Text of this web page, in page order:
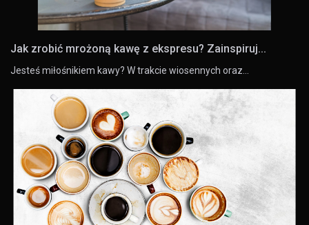
Jak zrobić mrożoną kawę z ekspresu? Zainspiruj...
Jesteś miłośnikiem kawy? W trakcie wiosennych oraz…